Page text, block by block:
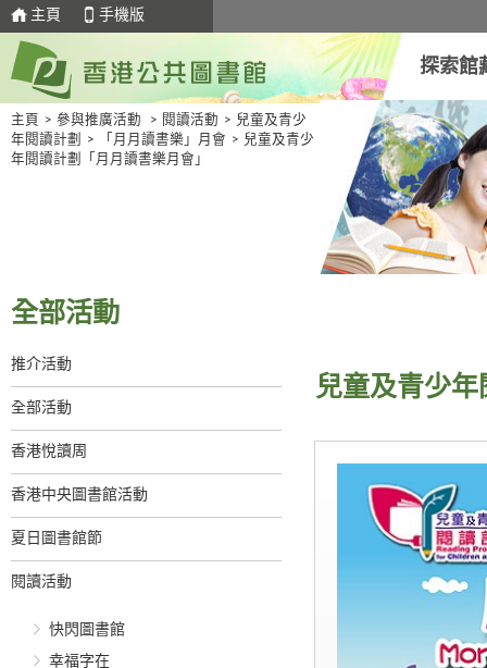
主頁 手機版
探索館
主頁 > 參與推廣活動 > 閱讀活動 > 兒童及青少
年閱讀計劃
> 「月月讀書樂」月會 > 兒童及青少
年閱讀計劃「月月讀書樂月會」
全部活動
推介活動
全部活動
香港悅讀周
香港中央圖書館活動
夏日圖書館節
閱讀活動
快閃圖書館
幸福字在
兒童及青少